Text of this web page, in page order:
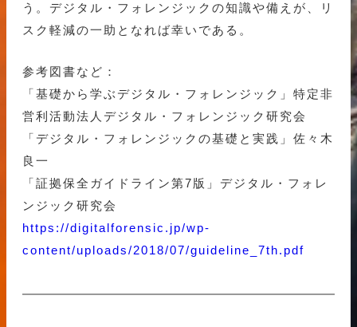
う。デジタル・フォレンジックの知識や備えが、リ
スク軽減の一助となれば幸いである。
参考図書など：
「基礎から学ぶデジタル・フォレンジック」特定非
営利活動法人デジタル・フォレンジック研究会
「デジタル・フォレンジックの基礎と実践」佐々木
良一
「証拠保全ガイドライン第7版」デジタル・フォレ
ンジック研究会
https://digitalforensic.jp/wp-
content/uploads/2018/07/guideline_7th.pdf